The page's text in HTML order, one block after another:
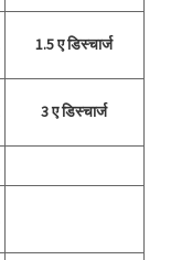
1.5 ए डिस्चार्ज
3 ए डिस्चार्ज